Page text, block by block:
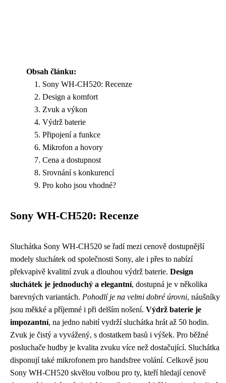
Obsah článku:
Sony WH-CH520: Recenze
Design a komfort
Zvuk a výkon
Výdrž baterie
Připojení a funkce
Mikrofon a hovory
Cena a dostupnost
Srovnání s konkurencí
Pro koho jsou vhodné?
Sony WH-CH520: Recenze
Sluchátka Sony WH-CH520 se řadí mezi cenově dostupnější
modely sluchátek od společnosti Sony, ale i přes to nabízí
překvapivě kvalitní zvuk a dlouhou výdrž baterie. Design
sluchátek je jednoduchý a elegantní, dostupná je v několika
barevných variantách. Pohodlí je na velmi dobré úrovni, náušníky
jsou měkké a příjemné i při delším nošení. Výdrž baterie je
impozantní, na jedno nabití vydrží sluchátka hrát až 50 hodin.
Zvuk je čistý a vyvážený, s dostatkem basů i výšek. Pro běžné
posluchače hudby je kvalita zvuku více než dostačující. Sluchátka
disponují také mikrofonem pro handsfree volání. Celkově jsou
Sony WH-CH520 skvělou volbou pro ty, kteří hledají cenově